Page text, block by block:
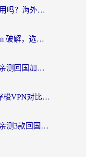
ChickCN和Unblock Youku好用吗？海外党亲测3款回国加速器，附iOS免费选择指南
海外党避坑指南：告别pc vpn 破解，选对回国加速器轻松访问国内资源
穿梭和海龟哪个好？海外党亲测回国加速器，附电脑免费VPN推荐
Quickback VPN好用吗？和穿梭VPN对比哪个回国效果更好？海外党必看的真实测评与选择指南
穿梭和快喵好用吗？海外党亲测3款回国加速器，附日本回国VPN避坑指南